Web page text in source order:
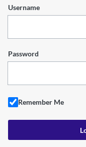
Username
Password
Remember Me